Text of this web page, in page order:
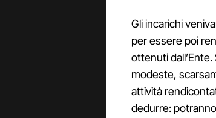
Gli incarichi
per essere poi
ottenuti
modeste,
attività
dedurre: